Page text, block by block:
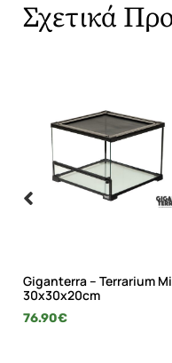
Σχετικά
Giganterra – Terrarium
30x30x20cm
76.90€